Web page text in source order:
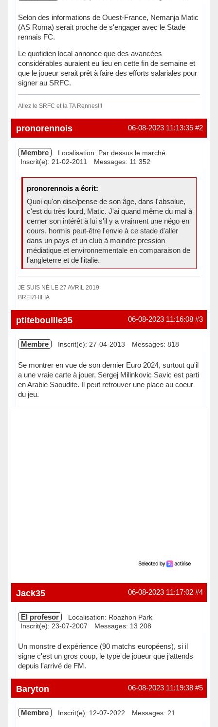
Selon des informations de Ouest-France, Nemanja Matic
(AS Roma) serait proche de s'engager avec le Stade
rennais FC.
Le quotidien local annonce que des avancées
considérables auraient eu lieu en cette fin de semaine et
que le joueur serait prêt à faire des efforts salariales pour
signer au SRFC.
Allez le SRFC et la TA Rennes!!!
Hors ligne #2
06-08-2023 11:13:35
pronorennois
Membre
Localisation: Par dessus le marché
Inscrit(e): 21-02-2011
Messages: 11 352
pronorennois a écrit:
Quoi qu'on dise/pense de son âge, dans l'absolue,
c'est du très lourd, Matic. J'ai quand même du mal à
cerner son intérêt à lui s'il y a vraiment une négo en
cours, hormis peut-être l'envie à ce stade d'aller
dans un pays et un club à moindre pression
médiatique et environnementale en comparaison de
l'angleterre et de l'italie.
JE SUIS NÉ LE 27 AVRIL 2019
BREIZHILIA
Hors ligne #3
06-08-2023 11:16:08
ptitebouille35
Membre Inscrit(e): 27-04-2013 Messages: 818
Se montrer en vue de son dernier Euro 2024, surtout qu'il
a une vraie carte à jouer, Sergej Milinkovic Savic est parti
en Arabie Saoudite. Il peut retrouver une place au coeur
du jeu.
#4
06-08-2023 11:17:02
Jack35
El profesor
Localisation: Roazhon Park
Inscrit(e): 23-07-2007
Messages: 13 208
Un monstre d'expérience (90 matchs européens), si il
signe c'est un gros coup, le type de joueur que j'attends
depuis l'arrivé de FM.
Hors ligne #5
06-08-2023 11:19:38
Baryton
Membre Inscrit(e): 12-07-2022 Messages: 21